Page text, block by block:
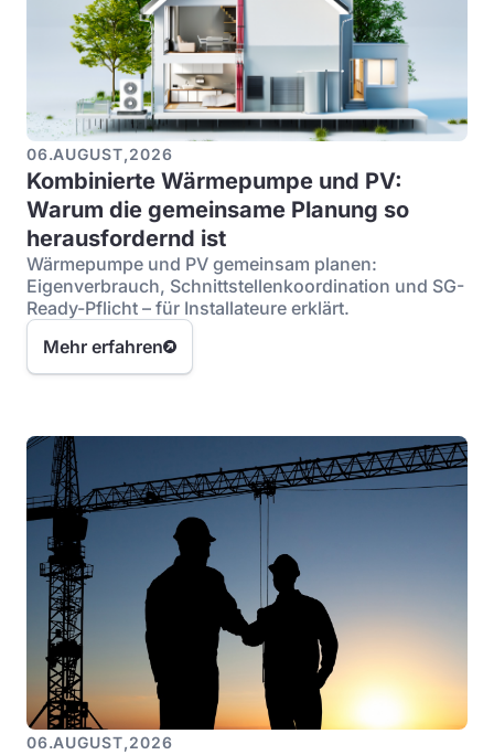
06.AUGUST,2026
Kombinierte Wärmepumpe und PV:
Warum die gemeinsame Planung so
herausfordernd ist
Wärmepumpe und PV gemeinsam planen:
Eigenverbrauch, Schnittstellenkoordination und SG-
Ready-Pflicht – für Installateure erklärt.
Mehr erfahren
06.AUGUST,2026